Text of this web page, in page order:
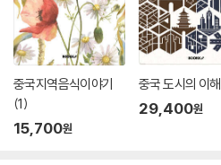
‘7장 변방의 혁명가’에서는 20세기 전반
의 혁명가들을 만날 수 있다. 먼저 1만
곳저곳으로 떠돌다 끝내 중원을 차지한
선인 아나키스트이자 농학자인 류자명,
혁명가 김산, 김원봉의 죽마고우이자 복
이항산에서 일본군에 맞서 싸운 청년 진
중국지역음식이야기
(1)
15,700원
중국 도시의 이해
29,400원